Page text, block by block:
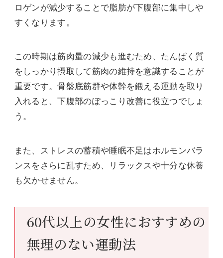
ロゲンが減少することで脂肪が下腹部に集中しや
すくなります。
この時期は筋肉量の減少も進むため、たんぱく質
をしっかり摂取して筋肉の維持を意識することが
重要です。骨盤底筋群や体幹を鍛える運動を取り
入れると、下腹部のぽっこり改善に役立つでしょ
う。
また、ストレスの蓄積や睡眠不足はホルモンバラ
ンスをさらに乱すため、リラックスや十分な休養
も欠かせません。
60代以上の女性におすすめの
無理のない運動法